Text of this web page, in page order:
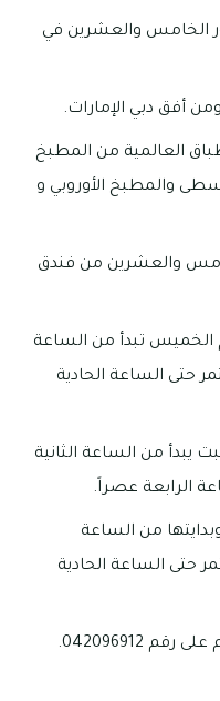
الخامس والعشرين في
أفق دبي الإمارات.
العالمية من المطبخ
والمطبخ الأوروبي و
والعشرين من فندق
الخميس تبدأ من الساعة
الساعة الحادية
يبدأ من الساعة الثانية
الرابعة عصراً.
من الساعة
الساعة الحادية
042096912.